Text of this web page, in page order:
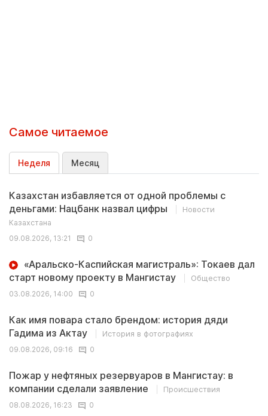
Самое читаемое
Неделя Месяц
Казахстан избавляется от одной проблемы с
деньгами: Нацбанк назвал цифры
Новости
Казахстана
09.08.2026, 13:21
0
«Аральско-Каспийская магистраль»: Токаев дал
старт новому проекту в Мангистау
Общество
03.08.2026, 14:00
0
Как имя повара стало брендом: история дяди
Гадима из Актау
История в фотографиях
09.08.2026, 09:16
0
Пожар у нефтяных резервуаров в Мангистау: в
компании сделали заявление
Происшествия
08.08.2026, 16:23
0